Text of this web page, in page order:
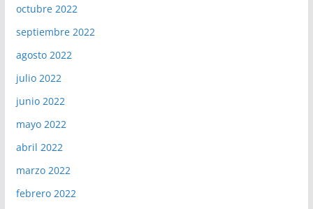
octubre 2022
septiembre 2022
agosto 2022
julio 2022
junio 2022
mayo 2022
abril 2022
marzo 2022
febrero 2022